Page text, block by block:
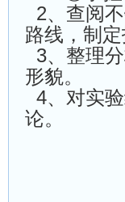
2、查阅
路线，制
3、整理
形貌。
4、对实
论。